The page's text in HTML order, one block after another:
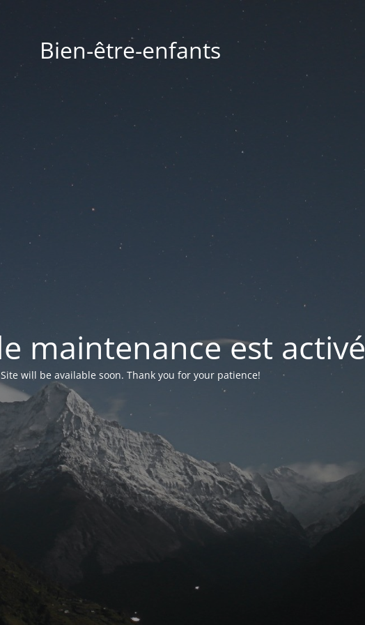
Bien-être-enfants
maintenance est activé
Site will be available soon. Thank you for your patience!